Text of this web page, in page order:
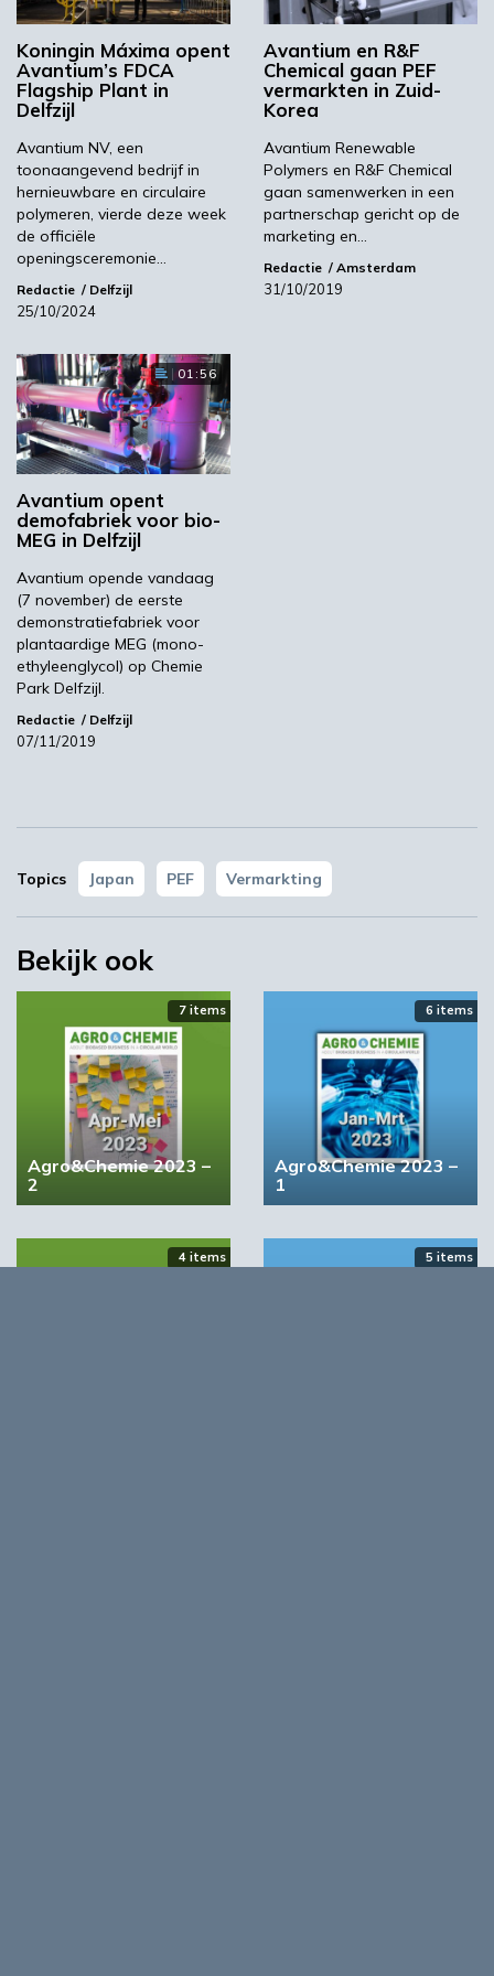
werkt ook samen met Mitsui aan de
toepassingen en de distributie van PEF aan
high-end Japanse consumentenmerken. Japan
wordt beschouwd als de belangrijkste markt
voor de introductie van innovatieve en
geavanceerde materialen.
Marcel Lubben, directeur van Avantium
Renewable Polymers, zegt: “De oprichting van
Avantium Japan K.K. toont niet alleen onze
toewijding aan de Japanse markt, maar toont
ook onze vastberadenheid om hoogwaardige
toepassingen voor PEF te ontwikkelen. Japan
is een zeer innovatieve markt, met een
geavanceerde markt voor verpakkingen en
elektronica. We hebben de ambitie en
expertise om PEF met succes naar deze
dat Jan Waninge ons team zal versterken om
ons filiaal in Japan te gaan leiden.”
Avantium
00:46
YPACK project gestart in Spanje
Koningin Máxima opent
Avantium’s FDCA
Flagship Plant in
Delfzijl
Avantium NV, een
toonaangevend bedrijf in
hernieuwbare en circulaire
polymeren, vierde deze week
de officiële
openingsceremonie…
Redactie Delfzijl
25/10/2024
Avantium en R&F
Chemical gaan PEF
vermarkten in Zuid-
Korea
Avantium Renewable
Polymers en R&F Chemical
gaan samenwerken in een
partnerschap gericht op de
marketing en…
Redactie Amsterdam
31/10/2019
01:56
Avantium opent
demofabriek voor bio-
MEG in Delfzijl
Avantium opende vandaag
(7 november) de eerste
demonstratiefabriek voor
plantaardige MEG (mono-
ethyleenglycol) op Chemie
Park Delfzijl.
Redactie Delfzijl
07/11/2019
Topics Japan PEF Vermarkting
Bekijk ook
7 items
Agro&Chemie 2023 –
2
6 items
Agro&Chemie 2023 –
1
4 items 5 items